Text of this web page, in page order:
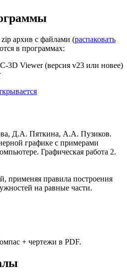
zip архив с файлами (распаковать
в программах:
Viewer (версия v23 или новее)
Д.А. Пяткина, А.А. Пузиков.
графике с примерами
Графическая работа 2.
применяя правила построения
на равные части.
+ чертежи в PDF.